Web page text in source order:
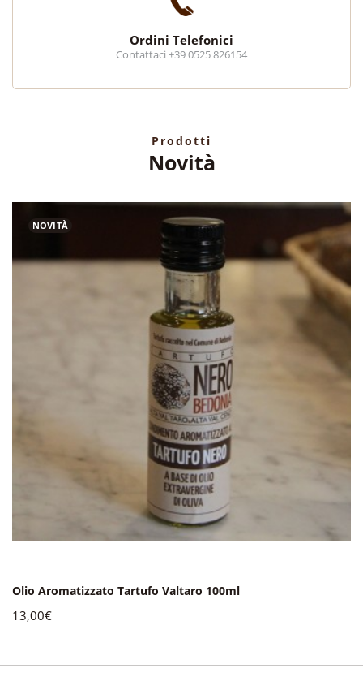
Ordini Telefonici
Contattaci +39 0525 826154
Prodotti
Novità
NOVITÀ
Olio Aromatizzato Tartufo Valtaro 100ml
13,00€